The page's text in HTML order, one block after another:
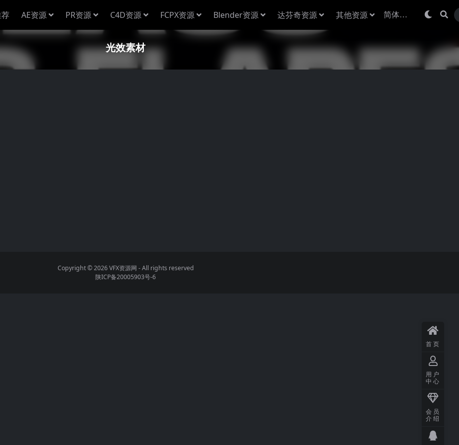
AE资源 PR资源 C4D资源 FCPX资源 Blender资源 达芬奇资源 其他资源
光效素材
Copyright © 2026VFX资源网 - All rights reserved
陕ICP备20005903号-6
首页
用户
中心
会员
介绍